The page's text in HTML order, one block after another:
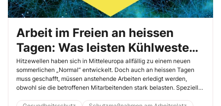
Arbeit im Freien an heissen
Tagen: Was leisten Kühlwesten
wirklich?
Hitzewellen haben sich in Mitteleuropa allfällig zu einem neuen
sommerlichen „Normal“ entwickelt. Doch auch an heissen Tagen
muss geschafft, müssen anstehende Arbeiten erledigt werden,
obwohl sie die betroffenen Mitarbeitenden stark belasten. Spezielle